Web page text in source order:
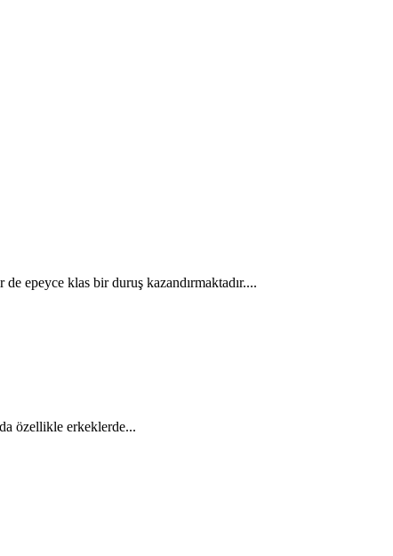
epeyce klas bir duruş kazandırmaktadır....
özellikle erkeklerde...